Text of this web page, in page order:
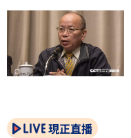
現正直播